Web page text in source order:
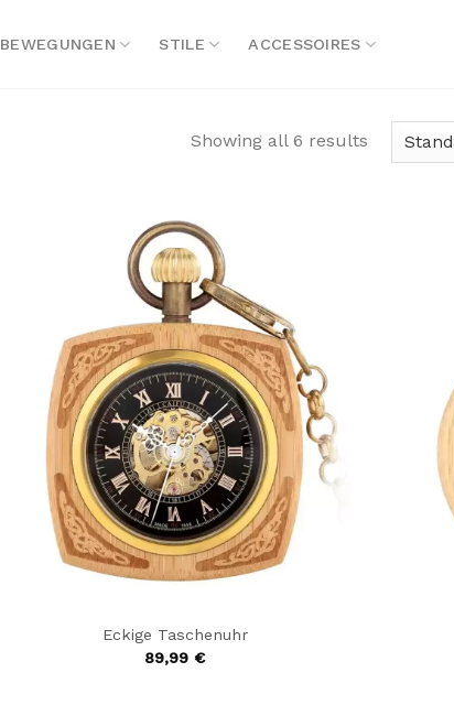
BEWEGUNGEN STILE ACCESSOIRES
Showing all 6 results
Eckige Taschenuhr
89,99 €